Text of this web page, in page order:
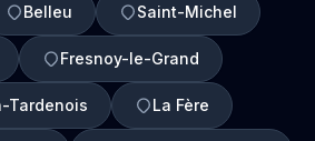
Belleu Saint-Michel
Fresnoy-le-Grand
Tardenois La Fère